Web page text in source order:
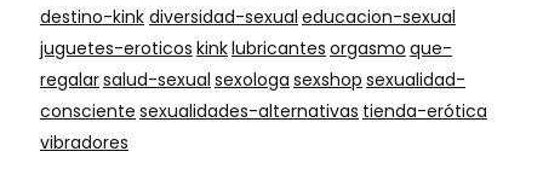
destino-kink diversidad-sexual educacion-sexual
juguetes-eroticos kinklubricantes orgasmo que-
regalarsalud-sexual sexologa sexshop sexualidad-
consciente sexualidades-alternativas tienda-erótica
vibradores